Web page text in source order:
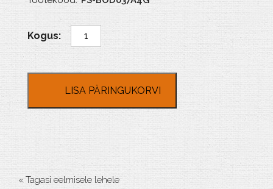
Infostend
A
kõrgus
reguleeritav
kogus
LISA PÄRINGUKORVI
« Tagasi eelmisele lehele